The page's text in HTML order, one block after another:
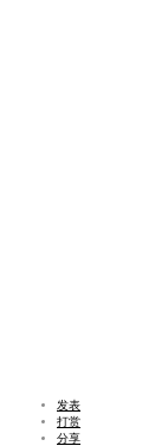
发表
打赏
分享